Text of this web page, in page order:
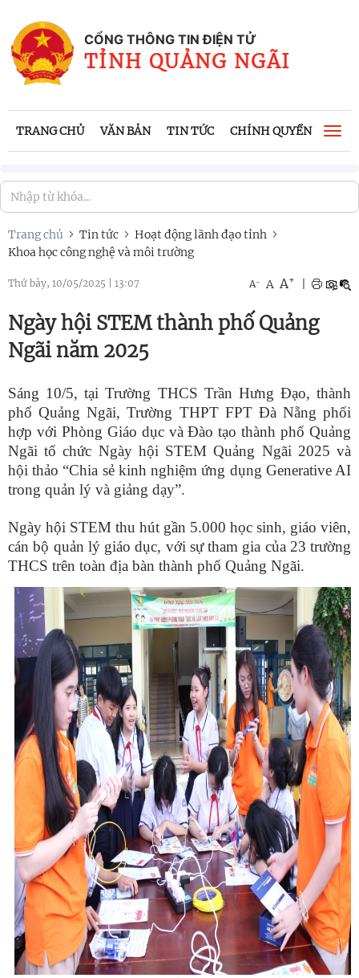
CỔNG THÔNG TIN ĐIỆN TỬ
TỈNH QUẢNG NGÃI
TRANG CHỦ VĂN BẢN TIN TỨC CHÍNH QUYỀN
Trang chủ Tin tức
Hoạt động lãnh đạo tỉnh
Khoa học công nghệ và môi trường
Thứ bảy, 10/05/2025 13:07 A- A A+
Ngày hội STEM thành phố Quảng
Ngãi năm 2025
Sáng 10/5, tại Trường THCS Trần Hưng Đạo, thành
phố Quảng Ngãi, Trường THPT FPT Đà Nẵng phối
hợp với Phòng Giáo dục và Đào tạo thành phố Quảng
Ngãi tổ chức Ngày hội STEM Quảng Ngãi 2025 và
hội thảo “Chia sẻ kinh nghiệm ứng dụng Generative AI
trong quản lý và giảng dạy”.
Ngày hội STEM thu hút gần 5.000 học sinh, giáo viên,
cán bộ quản lý giáo dục, với sự tham gia của 23 trường
THCS trên toàn địa bàn thành phố Quảng Ngãi.